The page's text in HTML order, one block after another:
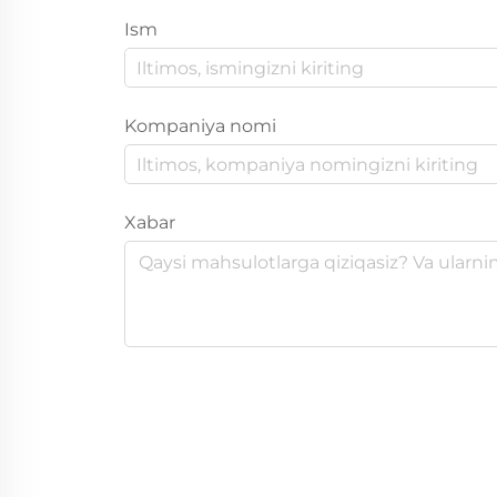
Ism
Kompaniya nomi
Xabar